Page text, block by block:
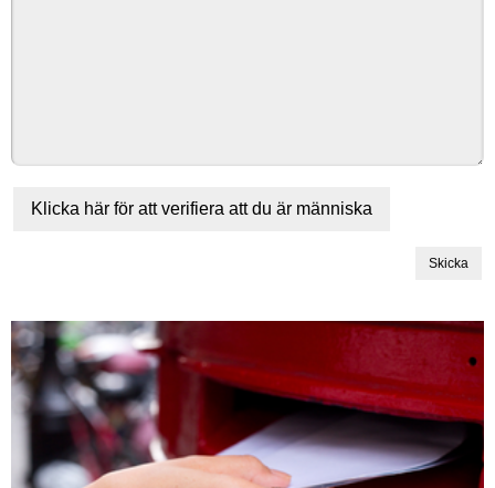
Klicka här för att verifiera att du är människa